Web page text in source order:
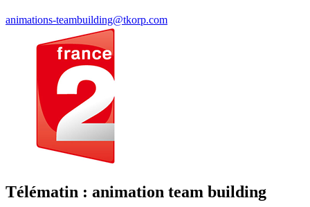
animations-teambuilding@tkorp.com
Télématin : animation team building